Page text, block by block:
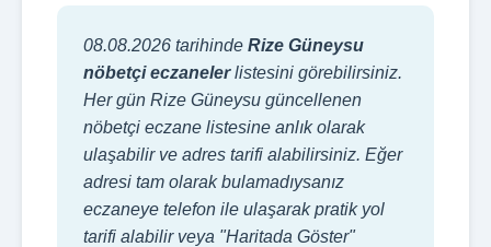
08.08.2026 tarihinde Rize Güneysu
nöbetçi eczanelerlistesini görebilirsiniz.
Her gün Rize Güneysu güncellenen
nöbetçi eczane listesine anlık olarak
ulaşabilir ve adres tarifi alabilirsiniz. Eğer
adresi tam olarak bulamadıysanız
eczaneye telefon ile ulaşarak pratik yol
tarifi alabilir veya "Haritada Göster"